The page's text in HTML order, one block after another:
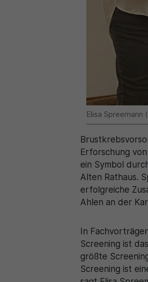
Elisa
Erforschung
ein Symbol
Alten Rathaus.
erfolgreiche
Ahlen an der
In
Screening ist
größte
Screening ist